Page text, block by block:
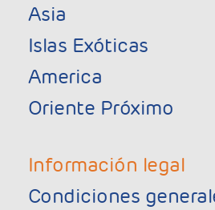
Asia
Islas Exóticas
America
Oriente Próximo
Información legal
Condiciones